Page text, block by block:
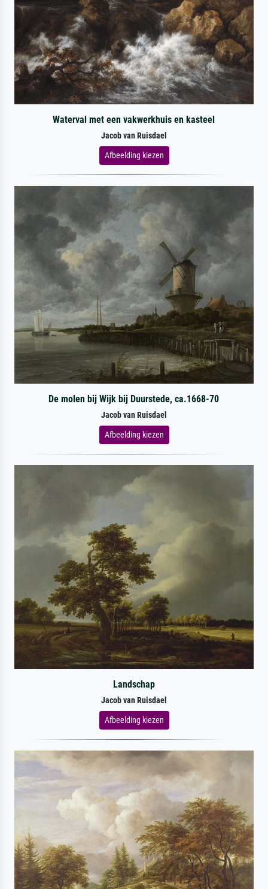
Waterval met een vakwerkhuis en kasteel
Jacob van Ruisdael
Afbeelding kiezen
De molen bij Wijk bij Duurstede, ca.1668-70
Jacob van Ruisdael
Afbeelding kiezen
Landschap
Jacob van Ruisdael
Afbeelding kiezen